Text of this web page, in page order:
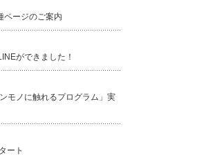
ページのご案内
ができました！
モノに触れるプログラム」実
ート